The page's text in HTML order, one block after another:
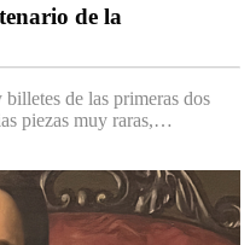
de la
billetes de las primeras dos
piezas muy raras,…